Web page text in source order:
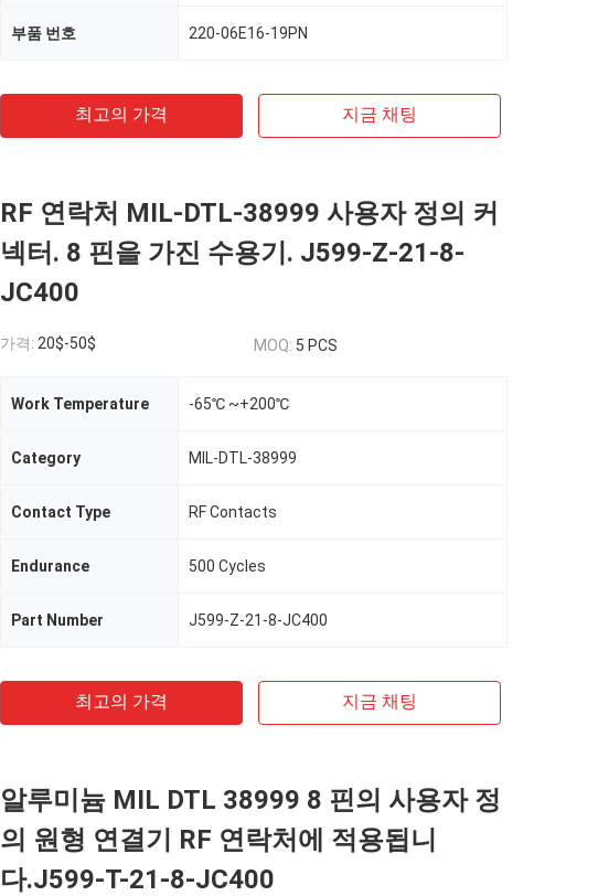
부품 번호 220-06E16-19PN
최고의 가격 지금 채팅
RF 연락처 MIL-DTL-38999 사용자 정의 커
넥터. 8 핀을 가진 수용기. J599-Z-21-8-
JC400
가격: 20$-50$ MOQ: 5 PCS
Work Temperature -65℃ ~+200℃
Category MIL-DTL-38999
Contact Type RF Contacts
Endurance 500 Cycles
Part Number J599-Z-21-8-JC400
최고의 가격 지금 채팅
알루미늄 MIL DTL 38999 8 핀의 사용자 정
의 원형 연결기 RF 연락처에 적용됩니
다.J599-T-21-8-JC400